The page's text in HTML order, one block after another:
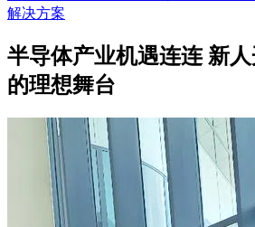
解决方案
半导体产业机遇连连 新
的理想舞台